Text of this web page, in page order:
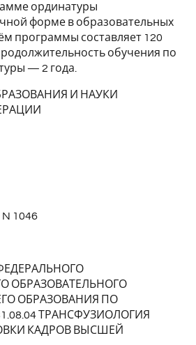
ординатуры
форме в образовательных
программы составляет 120
обучения по
— 2 года.
И НАУКИ
N 1046
ОБРАЗОВАТЕЛЬНОГО
ОБРАЗОВАНИЯ ПО
ТРАНСФУЗИОЛОГИЯ
КАДРОВ ВЫСШЕЙ